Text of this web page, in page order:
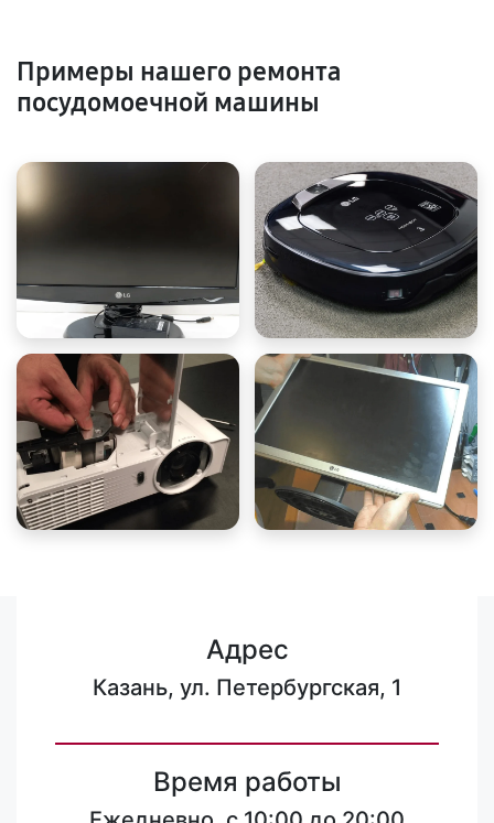
Примеры нашего ремонта
посудомоечной машины
Адрес
Казань, ул. Петербургская, 1
Время работы